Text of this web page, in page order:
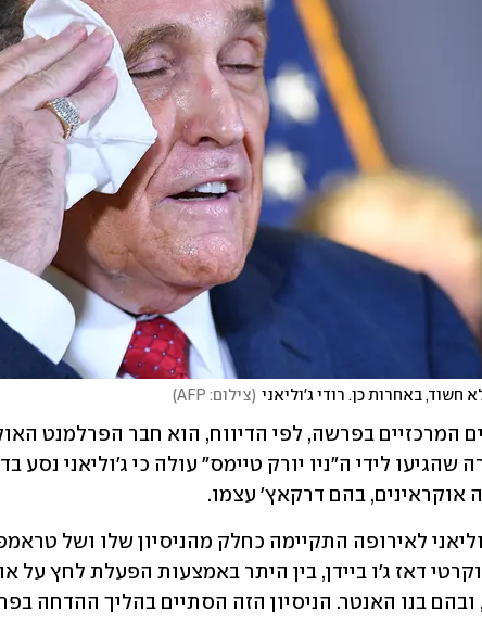
חשוד, באחרות כן. רודי ג'וליאני (צילום: AFP )
אוקראינים, בהם דרקאץ' עצמו.